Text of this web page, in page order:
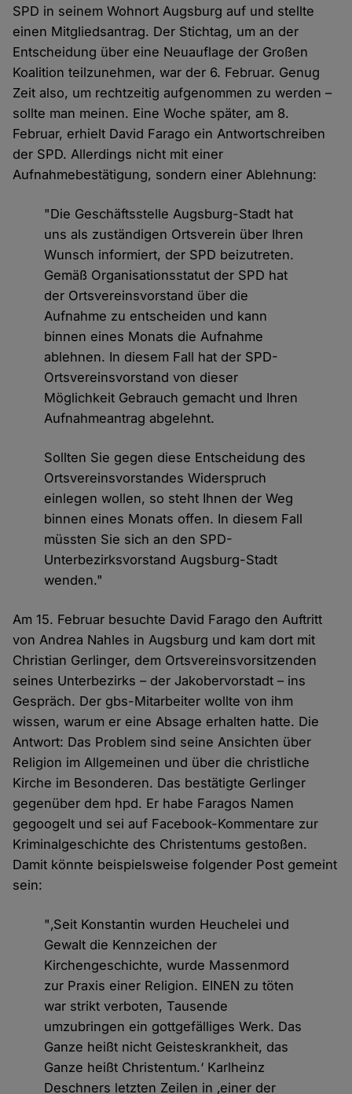
SPD in seinem Wohnort Augsburg auf und stellte
einen Mitgliedsantrag. Der Stichtag, um an der
Entscheidung über eine Neuauflage der Großen
Koalition teilzunehmen, war der 6. Februar. Genug
Zeit also, um rechtzeitig aufgenommen zu werden –
sollte man meinen. Eine Woche später, am 8.
Februar, erhielt David Farago ein Antwortschreiben
der SPD. Allerdings nicht mit einer
Aufnahmebestätigung, sondern einer Ablehnung:
"Die Geschäftsstelle Augsburg-Stadt hat
uns als zuständigen Ortsverein über Ihren
Wunsch informiert, der SPD beizutreten.
Gemäß Organisationsstatut der SPD hat
der Ortsvereinsvorstand über die
Aufnahme zu entscheiden und kann
binnen eines Monats die Aufnahme
ablehnen. In diesem Fall hat der SPD-
Ortsvereinsvorstand von dieser
Möglichkeit Gebrauch gemacht und Ihren
Aufnahmeantrag abgelehnt.
Sollten Sie gegen diese Entscheidung des
Ortsvereinsvorstandes Widerspruch
einlegen wollen, so steht Ihnen der Weg
binnen eines Monats offen. In diesem Fall
müssten Sie sich an den SPD-
Unterbezirksvorstand Augsburg-Stadt
wenden."
Am 15. Februar besuchte David Farago den Auftritt
von Andrea Nahles in Augsburg und kam dort mit
Christian Gerlinger, dem Ortsvereinsvorsitzenden
seines Unterbezirks – der Jakobervorstadt – ins
Gespräch. Der gbs-Mitarbeiter wollte von ihm
wissen, warum er eine Absage erhalten hatte. Die
Antwort: Das Problem sind seine Ansichten über
Religion im Allgemeinen und über die christliche
Kirche im Besonderen. Das bestätigte Gerlinger
gegenüber dem hpd. Er habe Faragos Namen
gegoogelt und sei auf Facebook-Kommentare zur
Kriminalgeschichte des Christentums gestoßen.
Damit könnte beispielsweise folgender Post gemeint
sein:
"‚Seit Konstantin wurden Heuchelei und
Gewalt die Kennzeichen der
Kirchengeschichte, wurde Massenmord
zur Praxis einer Religion. EINEN zu töten
war strikt verboten, Tausende
umzubringen ein gottgefälliges Werk. Das
Ganze heißt nicht Geisteskrankheit, das
Ganze heißt Christentum.‘ Karlheinz
Deschners letzten Zeilen in ‚einer der